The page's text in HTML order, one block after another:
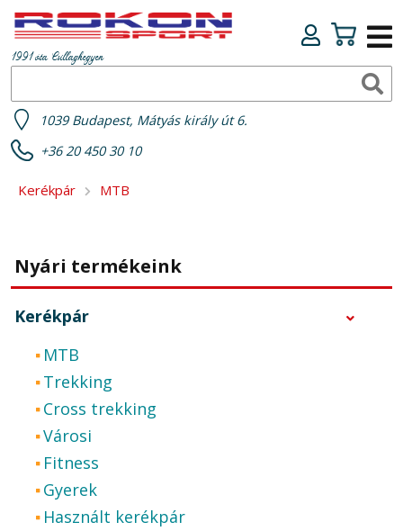
1991 óta Csillaghegyen
1039 Budapest, Mátyás király út 6.
+36 20 450 30 10
Kerékpár MTB
Nyári termékeink
Kerékpár
MTB
Trekking
Cross trekking
Városi
Fitness
Gyerek
Használt kerékpár